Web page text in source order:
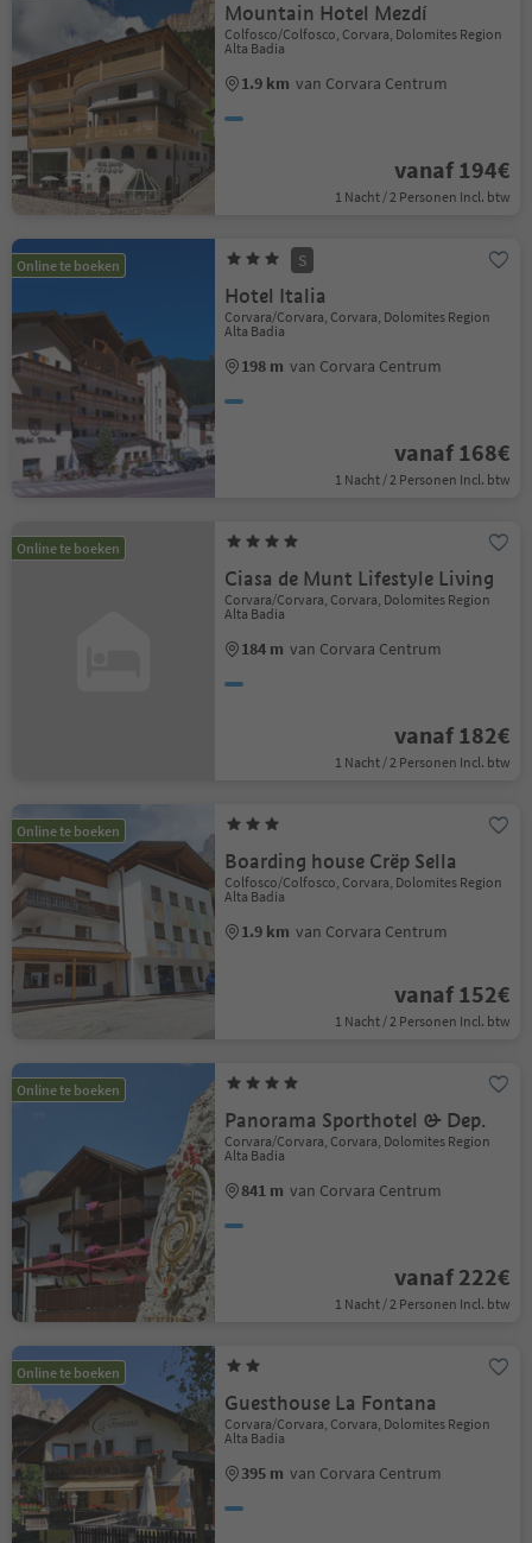
Mountain Hotel Mezdí
Colfosco/Colfosco, Corvara, Dolomites Region
Alta Badia
1.9 km van Corvara Centrum
vanaf 194€
1 Nacht / 2 Personen Incl. btw
Online te boeken S
Hotel Italia
Corvara/Corvara, Corvara, Dolomites Region
Alta Badia
198 m van Corvara Centrum
vanaf 168€
1 Nacht / 2 Personen Incl. btw
Online te boeken
Ciasa de Munt Lifestyle Living
Corvara/Corvara, Corvara, Dolomites Region
Alta Badia
184 m van Corvara Centrum
vanaf 182€
1 Nacht / 2 Personen Incl. btw
Online te boeken
Boarding house Crëp Sella
Colfosco/Colfosco, Corvara, Dolomites Region
Alta Badia
1.9 km van Corvara Centrum
vanaf 152€
1 Nacht / 2 Personen Incl. btw
Online te boeken
Panorama Sporthotel & Dep.
Corvara/Corvara, Corvara, Dolomites Region
Alta Badia
841 m van Corvara Centrum
vanaf 222€
1 Nacht / 2 Personen Incl. btw
Online te boeken
Guesthouse La Fontana
Corvara/Corvara, Corvara, Dolomites Region
Alta Badia
395 m van Corvara Centrum